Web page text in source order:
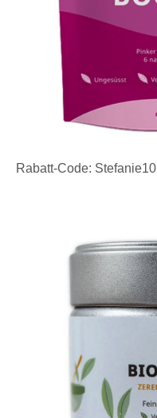
Rabatt-Code: Stefanie10